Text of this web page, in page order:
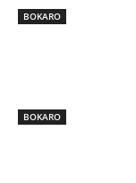
BOKARO
BOKARO